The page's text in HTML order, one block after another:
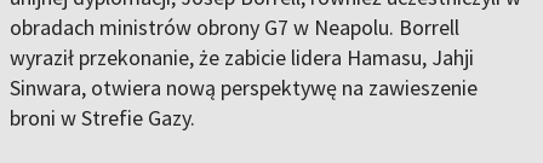
obradach ministrów obrony G7 w Neapolu. Borrell
wyraził przekonanie, że zabicie lidera Hamasu, Jahji
Sinwara, otwiera nową perspektywę na zawieszenie
broni w Strefie Gazy.